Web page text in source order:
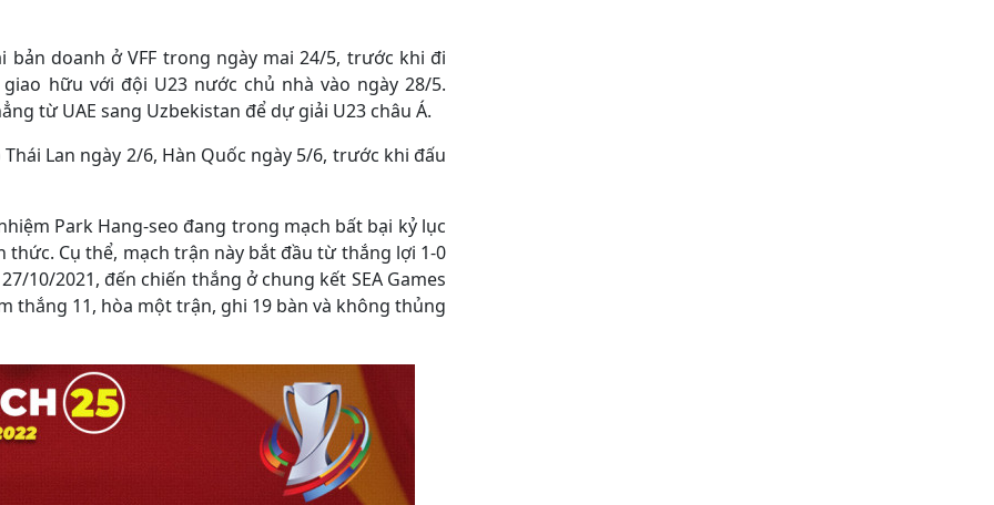
doanh ở VFF trong ngày mai 24/5, trước khi đi
hữu với đội U23 nước chủ nhà vào ngày 28/5.
từ UAE sang Uzbekistan để dự giải U23 châu Á.
Lan ngày 2/6, Hàn Quốc ngày 5/6, trước khi đấu
Park Hang-seo đang trong mạch bất bại kỷ lục
Cụ thể, mạch trận này bắt đầu từ thắng lợi 1-0
10/2021, đến chiến thắng ở chung kết SEA Games
thắng 11, hòa một trận, ghi 19 bàn và không thủng